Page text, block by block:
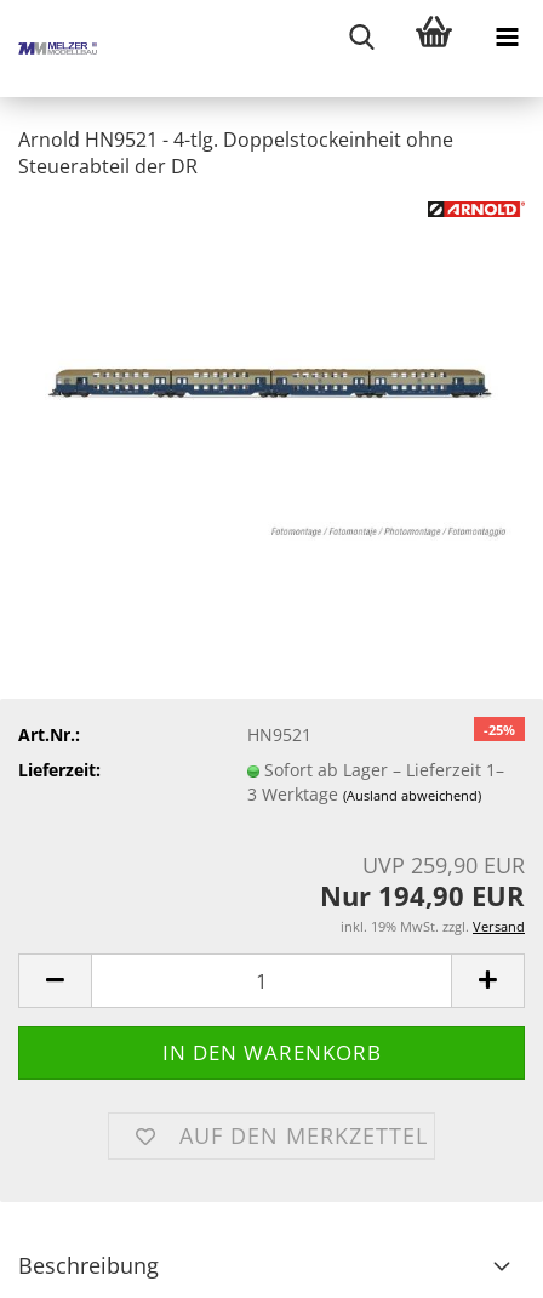
Arnold HN9521 - 4-tlg. Doppelstockeinheit ohne
Steuerabteil der DR
-25%
Art.Nr.:
HN9521
Lieferzeit:
Sofort ab Lager – Lieferzeit 1–
3 Werktage(Ausland abweichend)
UVP 259,90 EUR
Nur 194,90 EUR
inkl. 19% MwSt. zzgl. Versand
AUF DEN MERKZETTEL
Beschreibung